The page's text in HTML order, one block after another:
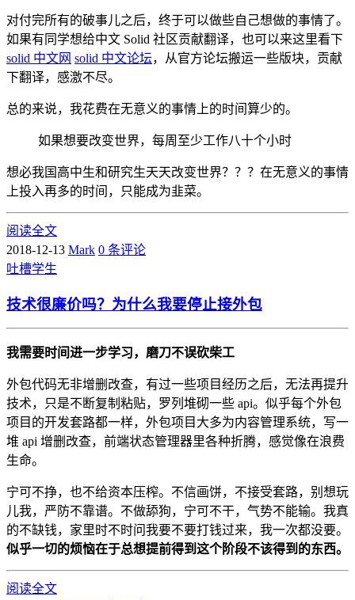
对付完所有的破事儿之后，终于可以做些自己想做的事情了。
如果有同学想给中文 Solid 社区贡献翻译，也可以来这里看下
solid 中文网 solid 中文论坛，从官方论坛搬运一些版块，贡献
下翻译，感激不尽。
总的来说，我花费在无意义的事情上的时间算少的。
如果想要改变世界，每周至少工作八十个小时
想必我国高中生和研究生天天改变世界？？？在无意义的事情
上投入再多的时间，只能成为韭菜。
阅读全文
2018-12-13 Mark 0 条评论
吐槽学生
技术很廉价吗？为什么我要停止接外包
我需要时间进一步学习，磨刀不误砍柴工
外包代码无非增删改查，有过一些项目经历之后，无法再提升
技术，只是不断复制粘贴，罗列堆砌一些 api。似乎每个外包
项目的开发套路都一样，外包项目大多为内容管理系统，写一
堆 api 增删改查，前端状态管理器里各种折腾，感觉像在浪费
生命。
宁可不挣，也不给资本压榨。不信画饼，不接受套路，别想玩
儿我，严防不靠谱。不做舔狗，宁可不干，气势不能输。我真
的不缺钱，家里时不时问我要不要打钱过来，我一次都没要。
似乎一切的烦恼在于总想提前得到这个阶段不该得到的东西。
阅读全文